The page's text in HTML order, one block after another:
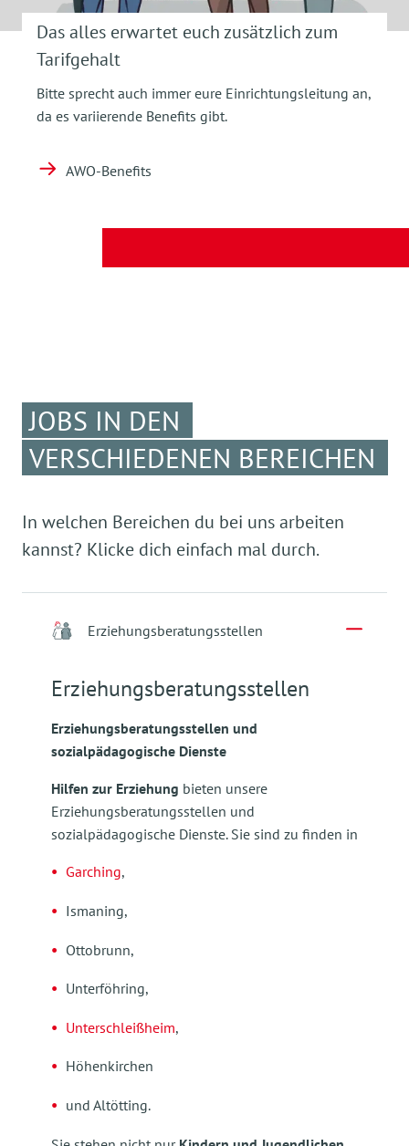
Das alles erwartet euch zusätzlich zum
Tarifgehalt
Bitte sprecht auch immer eure Einrichtungsleitung an,
da es variierende Benefits gibt.
AWO-Benefits
JOBS IN DEN
VERSCHIEDENEN BEREICHEN
In welchen Bereichen du bei uns arbeiten
kannst? Klicke dich einfach mal durch.
Erziehungsberatungsstellen
Erziehungsberatungsstellen
Erziehungsberatungsstellen und
sozialpädagogische Dienste
Hilfen zur Erziehung bieten unsere
Erziehungsberatungsstellen und
sozialpädagogische Dienste. Sie sind zu finden in
Garching,
Ismaning,
Ottobrunn,
Unterföhring,
Unterschleißheim,
Höhenkirchen
und Altötting.